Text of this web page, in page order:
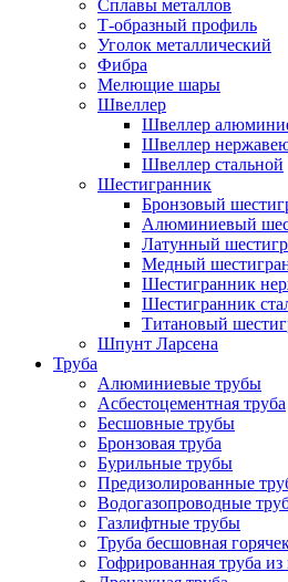
Сплавы металлов
Т-образный профиль
Уголок металлический
Фибра
Мелющие шары
Швеллер
Швеллер
Швеллер
Швеллер стальной
Шестигранник
Бронзовый
Алюминиевый
Латунный
Медный
Шестигранник
Шестигранник
Титановый
Шпунт Ларсена
Труба
Алюминиевые трубы
Асбестоцементная труба
Бесшовные трубы
Бронзовая труба
Бурильные трубы
Предизолированные
Водогазопроводные
Газлифтные трубы
Труба бесшовная
Гофрированная труба